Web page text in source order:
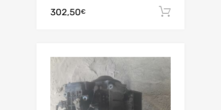
302,50€